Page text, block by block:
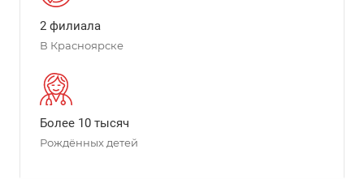
2 филиала
В Красноярске
Более 10 тысяч
Рождённых детей